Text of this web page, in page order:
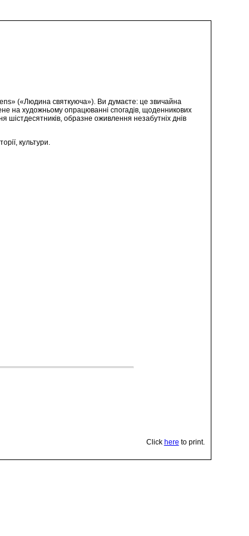
(«Людина святкуюча»). Ви думаєте: це звичайна
на художньому опрацюванні спогадів, щоденникових
шістдесятників, образне оживлення незабутніх днів
культури.
Click here to print.